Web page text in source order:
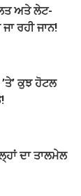
ਅਤੇ ਲੇਟ-
ਜਾ ਰਹੀ ਜਾਨ!
ਕੁਝ ਹੋਟਲ
ਦਾ ਤਾਲਮੇਲ